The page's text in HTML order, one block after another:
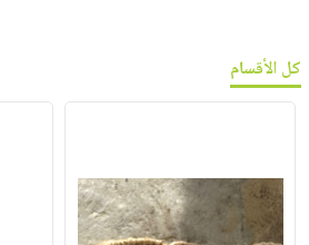
كل الأقسام